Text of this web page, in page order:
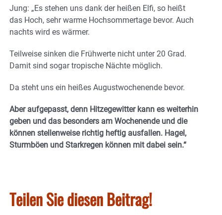
Jung: „Es stehen uns dank der heißen Elfi, so heißt
das Hoch, sehr warme Hochsommertage bevor. Auch
nachts wird es wärmer.
Teilweise sinken die Frühwerte nicht unter 20 Grad.
Damit sind sogar tropische Nächte möglich.
Da steht uns ein heißes Augustwochenende bevor.
Aber aufgepasst, denn Hitzegewitter kann es weiterhin
geben und das besonders am Wochenende und die
können stellenweise richtig heftig ausfallen. Hagel,
Sturmböen und Starkregen können mit dabei sein.“
Teilen Sie diesen Beitrag!